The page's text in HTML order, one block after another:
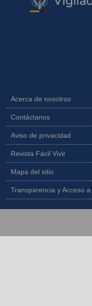
Acerca de nosotros
Contáctanos
Aviso de privacidad
Revista Fácil Vivir
Mapa del sitio
Transparencia y Acceso